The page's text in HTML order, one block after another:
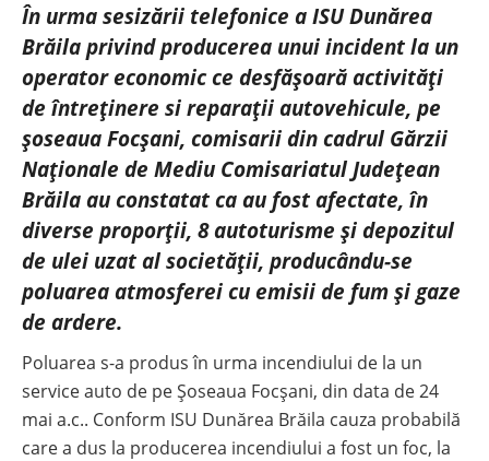
În urma sesizării telefonice a ISU Dunărea
Brăila privind producerea unui incident la un
operator economic ce desfășoară activități
de întreținere si reparații autovehicule, pe
șoseaua Focșani, comisarii din cadrul Gărzii
Naționale de Mediu Comisariatul Județean
Brăila au constatat ca au fost afectate, în
diverse proporții, 8 autoturisme și depozitul
de ulei uzat al societății, producându-se
poluarea atmosferei cu emisii de fum și gaze
de ardere.
Poluarea s-a produs în urma incendiului de la un
service auto de pe Șoseaua Focșani, din data de 24
mai a.c.. Conform ISU Dunărea Brăila cauza probabilă
care a dus la producerea incendiului a fost un foc, la